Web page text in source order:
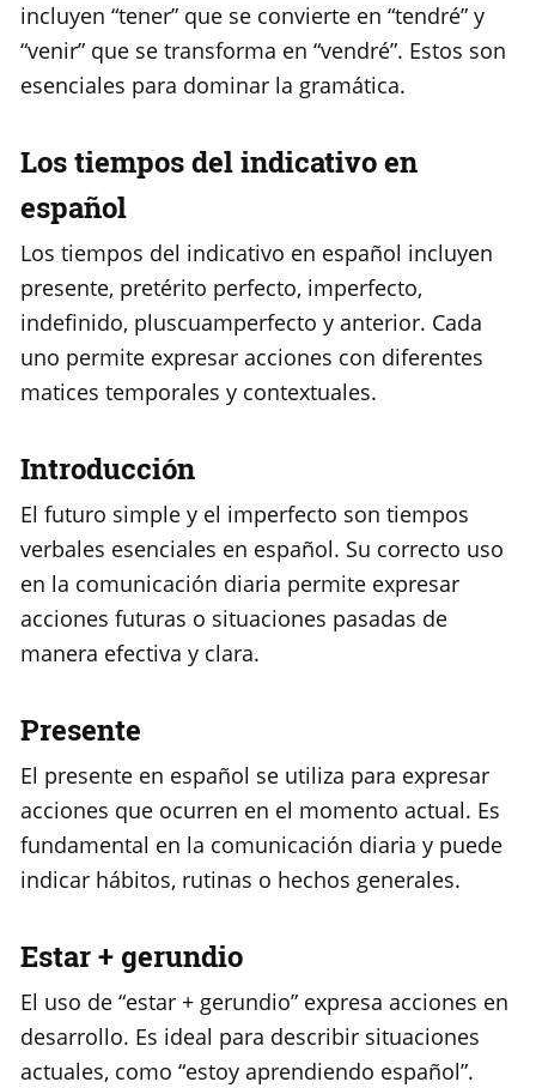
incluyen “tener” que se convierte en “tendré” y
“venir” que se transforma en “vendré”. Estos son
esenciales para dominar la gramática.
Los tiempos del indicativo en
español
Los tiempos del indicativo en español incluyen
presente, pretérito perfecto, imperfecto,
indefinido, pluscuamperfecto y anterior. Cada
uno permite expresar acciones con diferentes
matices temporales y contextuales.
Introducción
El futuro simple y el imperfecto son tiempos
verbales esenciales en español. Su correcto uso
en la comunicación diaria permite expresar
acciones futuras o situaciones pasadas de
manera efectiva y clara.
Presente
El presente en español se utiliza para expresar
acciones que ocurren en el momento actual. Es
fundamental en la comunicación diaria y puede
indicar hábitos, rutinas o hechos generales.
Estar + gerundio
El uso de “estar + gerundio” expresa acciones en
desarrollo. Es ideal para describir situaciones
actuales, como “estoy aprendiendo español”.